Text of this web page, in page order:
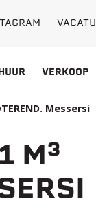
VERKOOP
Messersi
M³